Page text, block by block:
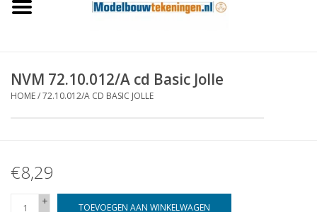
Schepen
Houtbouw
Machines
Documentatie
NVM 72.10.012/A cd Basic Jolle
HOME/72.10.012/A CD BASIC JOLLE
€8,29
+
TOEVOEGEN AAN WINKELWAGEN